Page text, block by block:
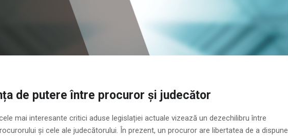
de putere între procuror și judecător
mai interesante critici aduse legislației actuale vizează un dezechilibru între
și cele ale judecătorului. În prezent, un procuror are libertatea de a dispune